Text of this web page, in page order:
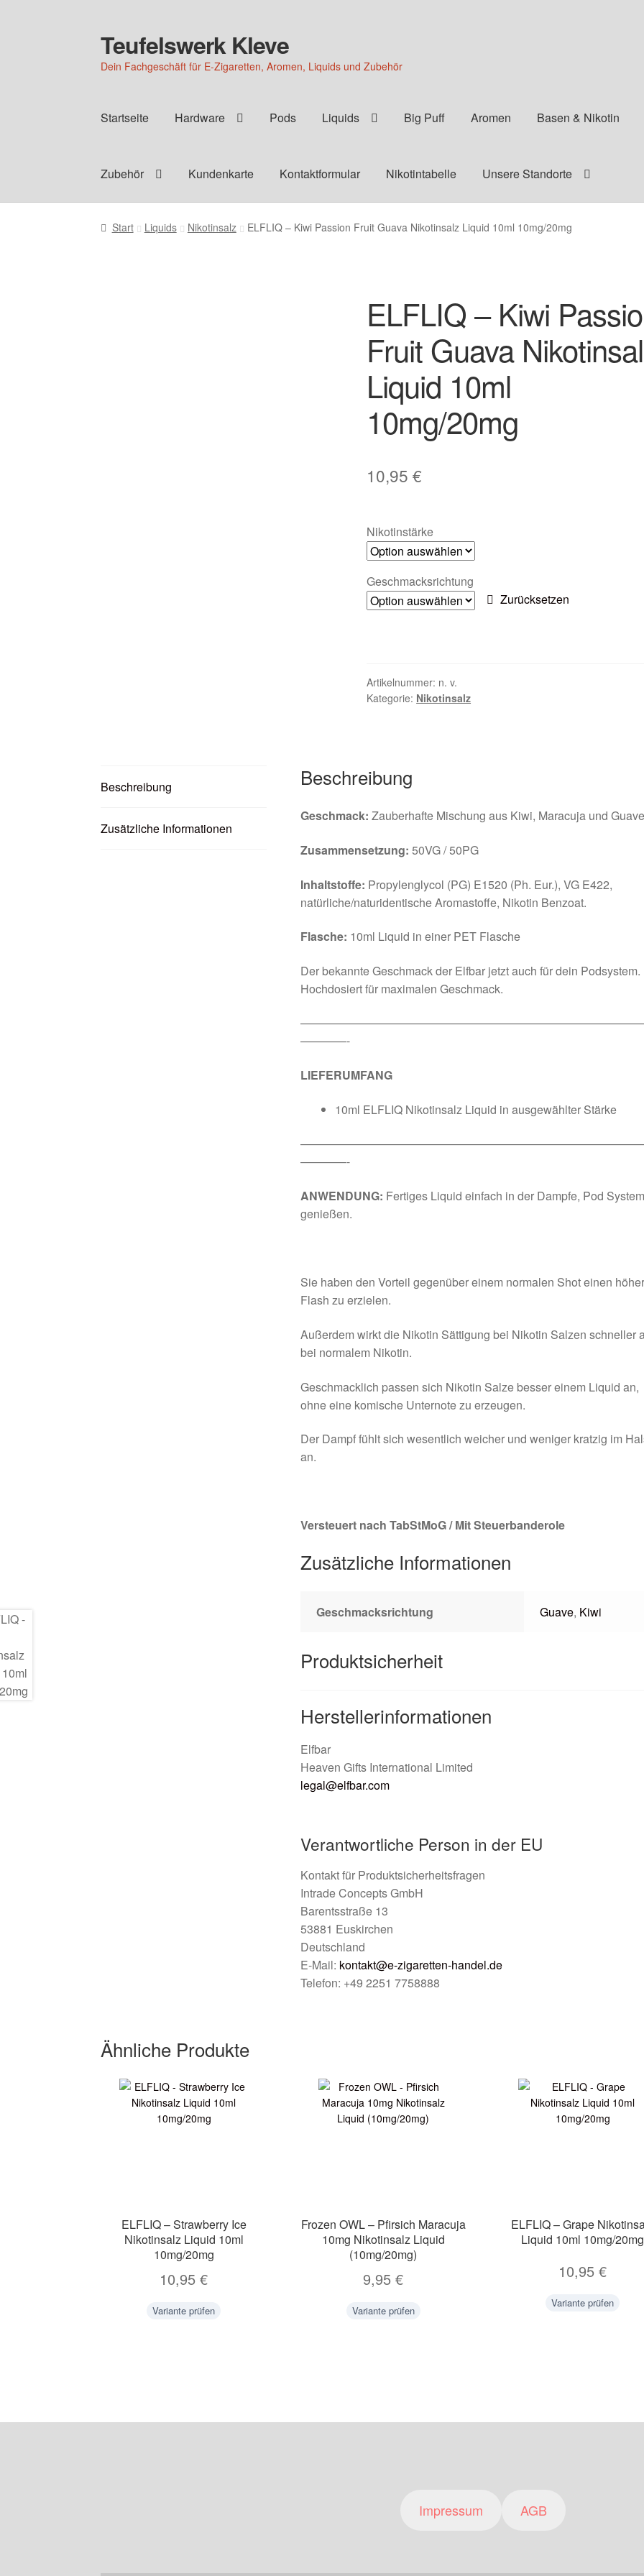
Zur
Navigation
springen
Zum
Inhalt
springen
Teufelswerk Kleve
Dein Fachgeschäft für E-Zigaretten, Aromen, Liquids und Zubehör
Startseite Hardware Pods Liquids Big Puff Aromen Basen & Nikotin
Zubehör Kundenkarte Kontaktformular Nikotintabelle Unsere Standorte
Start Liquids Nikotinsalz ELFLIQ – Kiwi Passion Fruit Guava Nikotinsalz Liquid 10ml 10mg/20mg
ELFLIQ – Kiwi
Fruit Guava
Liquid 10ml
10mg/20mg
10,95€
Nikotinstärke
Geschmacksrichtung
Zurücksetzen
Artikelnummer: n. v.
Kategorie: Nikotinsalz
Beschreibung
Zusätzliche Informationen
Beschreibung
Geschmack: Zauberhafte Mischung aus Kiwi, Maracuja und
Zusammensetzung: 50VG / 50PG
Inhaltstoffe: Propylenglycol (PG) E1520 (Ph. Eur.), VG E422,
natürliche/naturidentische Aromastoffe, Nikotin Benzoat.
Flasche: 10ml Liquid in einer PET Flasche
Der bekannte Geschmack der Elfbar jetzt auch für dein Podsystem.
Hochdosiert für maximalen Geschmack.
————-
LIEFERUMFANG
10ml ELFLIQ Nikotinsalz Liquid in ausgewählter Stärke
————-
ANWENDUNG: Fertiges Liquid einfach in der Dampfe, Pod
genießen.
Sie haben den Vorteil gegenüber einem normalen Shot einen
Flash zu erzielen.
Außerdem wirkt die Nikotin Sättigung bei Nikotin Salzen schneller
bei normalem Nikotin.
Geschmacklich passen sich Nikotin Salze besser einem Liquid an,
ohne eine komische Unternote zu erzeugen.
Der Dampf fühlt sich wesentlich weicher und weniger kratzig im
an.
Versteuert nach TabStMoG / Mit Steuerbanderole
Zusätzliche Informationen
Geschmacksrichtung Guave, Kiwi
Produktsicherheit
Herstellerinformationen
Elfbar
Heaven Gifts International Limited
legal@elfbar.com
Verantwortliche Person in der EU
Kontakt für Produktsicherheitsfragen
Intrade Concepts GmbH
Barentsstraße 13
53881 Euskirchen
Deutschland
E-Mail: kontakt@e-zigaretten-handel.de
Telefon: +49 2251 7758888
Ähnliche Produkte
ELFLIQ – Strawberry Ice
Nikotinsalz Liquid 10ml
10mg/20mg
10,95€
Variante prüfen
Frozen OWL – Pfirsich Maracuja
10mg Nikotinsalz Liquid
(10mg/20mg)
9,95€
Variante prüfen
ELFLIQ – Grape
Liquid 10ml 10mg/20mg
10,95€
Variante prüfen
Impressum AGB